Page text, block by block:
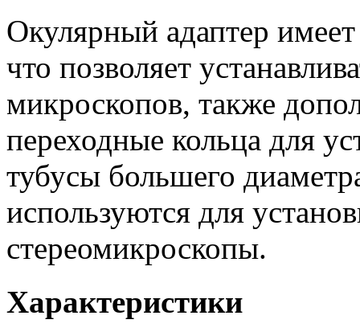
Окулярный адаптер
что позволяет
микроскопов, также
переходные кольца для
тубусы большего
используются для
стереомикроскопы.
Характеристики